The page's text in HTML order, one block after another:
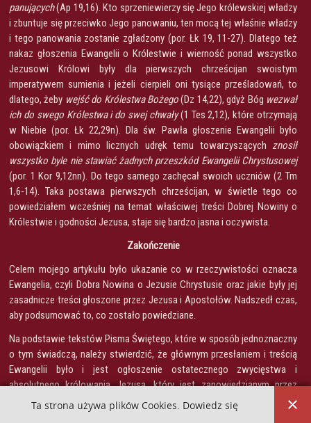
panujących(Ap 19,16). Kto sprzeniewierzy się Jego królewskiej władzy
i zbuntuje się przeciwko Jego panowaniu, ten mocą tej właśnie władzy
i tego panowania zostanie zgładzony (por. Łk 19, 11-27). Dlatego też
nakaz głoszenia Ewangelii o Królestwie i wierność ponad wszystko
Jezusowi Królowi były dla pierwszych chrześcijan swoistym
imperatywem sumienia i jeżeli cierpieli oni tysiące prześladowań, to
dlatego, żeby wejść do Królestwa Bożego(Dz 14,22), gdyż Bóg wezwał
ich do swego Królestwa i do swej chwały(1 Tes 2,12), które otrzymają
w Niebie (por. Łk 22,29n). Dla św. Pawła głoszenie Ewangelii było
obowiązkiem i mimo licznych udręk temu towarzyszących znosił
wszystko byle nie stawiać żadnych przeszkód Ewangelii Chrystusowej
(por. 1 Kor 9,12nn). Do tego samego zachęcał swoich uczniów (2 Tm
1,6-14). Taka postawa pierwszych chrześcijan, w świetle tego co
powiedziałem wcześniej na temat właściwej treści Dobrej Nowiny o
Królestwie i godności Jezusa, staje się bardzo jasna i oczywista.
Zakończenie
Celem mojego artykułu było ukazanie co w rzeczywistości oznacza
Ewangelia, czyli Dobra Nowina o Jezusie Chrystusie oraz jakie były jej
zasadnicze treści głoszone przez Jezusa i Apostołów. Nadszedł czas,
aby podsumować to, co zostało powiedziane.
Na podstawie tekstów Pisma Świętego, które w sposób jednoznaczny
o tym świadczą, należy stwierdzić, że głównym przesłaniem i treścią
Ewangelii było i jest ogłoszenie ostatecznego zwycięstwa i
absolutnego królowania Jezusa, który jest zapowiedzianym przez
proroków Mesjaszem, Królem Królestwa Bożego. Jego boska i
królewska godność została wyrażona także w tytułach mesjańskich,
Ta strona używa plików Cookies. Dowiedz się